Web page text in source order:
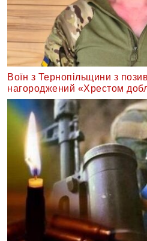
Воїн з Тернопільщини з
нагороджений «Хрестом